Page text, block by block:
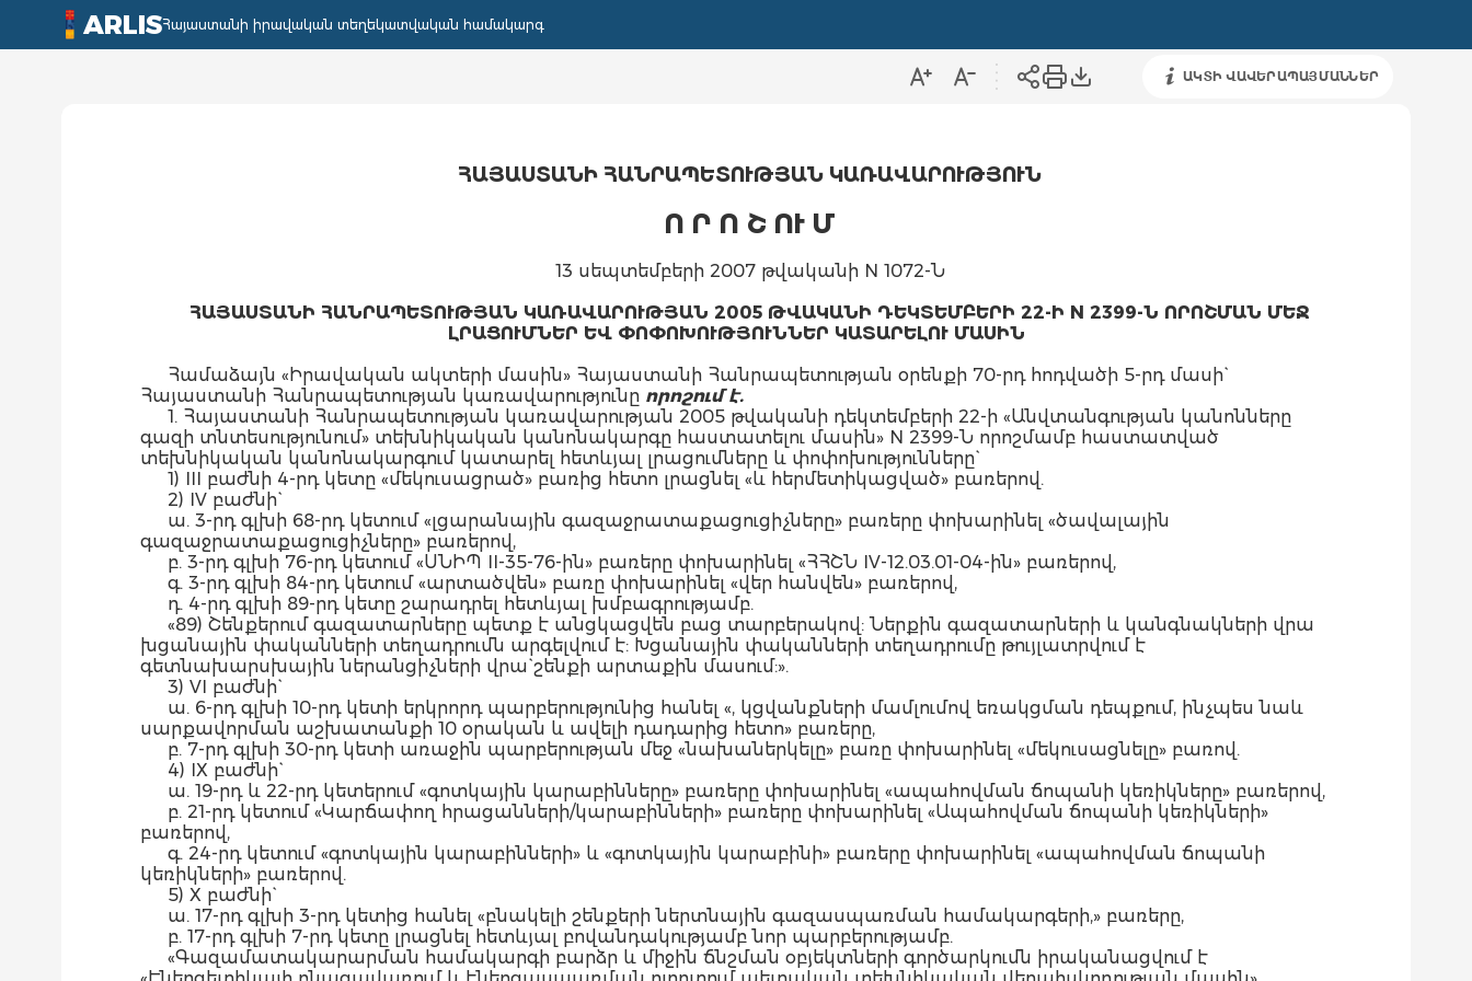
ARLISՀայաստանի իրավական տեղեկատվական համակարգ
ԱԿՏԻ ՎԱՎԵՐԱՊԱՅՄԱՆՆԵՐ
ՀԱՅԱՍՏԱՆԻ ՀԱՆՐԱՊԵՏՈՒԹՅԱՆ ԿԱՌԱՎԱՐՈՒԹՅՈՒՆ
Ո Ր Ո Շ ՈՒ Մ
13 սեպտեմբերի 2007 թվականի N 1072-Ն
ՀԱՅԱՍՏԱՆԻ ՀԱՆՐԱՊԵՏՈՒԹՅԱՆ ԿԱՌԱՎԱՐՈՒԹՅԱՆ 2005 ԹՎԱԿԱՆԻ ԴԵԿՏԵՄԲԵՐԻ 22-Ի N 2399-Ն ՈՐՈՇՄԱՆ ՄԵՋ
ԼՐԱՑՈՒՄՆԵՐ ԵՎ ՓՈՓՈԽՈՒԹՅՈՒՆՆԵՐ ԿԱՏԱՐԵԼՈՒ ՄԱՍԻՆ
Համաձայն «Իրավական ակտերի մասին» Հայաստանի Հանրապետության օրենքի 70-րդ հոդվածի 5-րդ մասի`
Հայաստանի Հանրապետության կառավարությունը որոշում է.
1. Հայաստանի Հանրապետության կառավարության 2005 թվականի դեկտեմբերի 22-ի «Անվտանգության կանոնները
գազի տնտեսությունում» տեխնիկական կանոնակարգը հաստատելու մասին» N 2399-Ն որոշմամբ հաստատված
տեխնիկական կանոնակարգում կատարել հետևյալ լրացումները և փոփոխությունները`
1) III բաժնի 4-րդ կետը «մեկուսացրած» բառից հետո լրացնել «և հերմետիկացված» բառերով.
2) IV բաժնի`
ա. 3-րդ գլխի 68-րդ կետում «լցարանային գազաջրատաքացուցիչները» բառերը փոխարինել «ծավալային
գազաջրատաքացուցիչները» բառերով,
բ. 3-րդ գլխի 76-րդ կետում «ՍՆԻՊ II-35-76-ին» բառերը փոխարինել «ՀՀՇՆ IV-12.03.01-04-ին» բառերով,
գ. 3-րդ գլխի 84-րդ կետում «արտածվեն» բառը փոխարինել «վեր հանվեն» բառերով,
դ. 4-րդ գլխի 89-րդ կետը շարադրել հետևյալ խմբագրությամբ.
«89) Շենքերում գազատարները պետք է անցկացվեն բաց տարբերակով: Ներքին գազատարների և կանգնակների վրա
խցանային փականների տեղադրումն արգելվում է: Խցանային փականների տեղադրումը թույլատրվում է
գետնախարսխային ներանցիչների վրա` շենքի արտաքին մասում:».
3) VI բաժնի`
ա. 6-րդ գլխի 10-րդ կետի երկրորդ պարբերությունից հանել «, կցվանքների մամլումով եռակցման դեպքում, ինչպես նաև
սարքավորման աշխատանքի 10 օրական և ավելի դադարից հետո» բառերը,
բ. 7-րդ գլխի 30-րդ կետի առաջին պարբերության մեջ «նախաներկելը» բառը փոխարինել «մեկուսացնելը» բառով.
4) IX բաժնի`
ա. 19-րդ և 22-րդ կետերում «գոտկային կարաբինները» բառերը փոխարինել «ապահովման ճոպանի կեռիկները» բառերով,
բ. 21-րդ կետում «Կարճափող հրացանների/կարաբինների» բառերը փոխարինել «Ապահովման ճոպանի կեռիկների»
բառերով,
գ. 24-րդ կետում «գոտկային կարաբինների» և «գոտկային կարաբինի» բառերը փոխարինել «ապահովման ճոպանի
կեռիկների» բառերով.
5) X բաժնի`
ա. 17-րդ գլխի 3-րդ կետից հանել «բնակելի շենքերի ներտնային գազասպառման համակարգերի,» բառերը,
բ. 17-րդ գլխի 7-րդ կետը լրացնել հետևյալ բովանդակությամբ նոր պարբերությամբ.
«Գազամատակարարման համակարգի բարձր և միջին ճնշման օբյեկտների գործարկումն իրականացվում է